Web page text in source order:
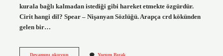
kurala bağlı kalmadan istediği gibi hareket etmekte özgürdür.
Cirit hangi dil? Spear – Nişanyan Sözlüğü. Arapça crd kökünden
gelen bir…
Devamını okuyunCirit
Yorum Bırak